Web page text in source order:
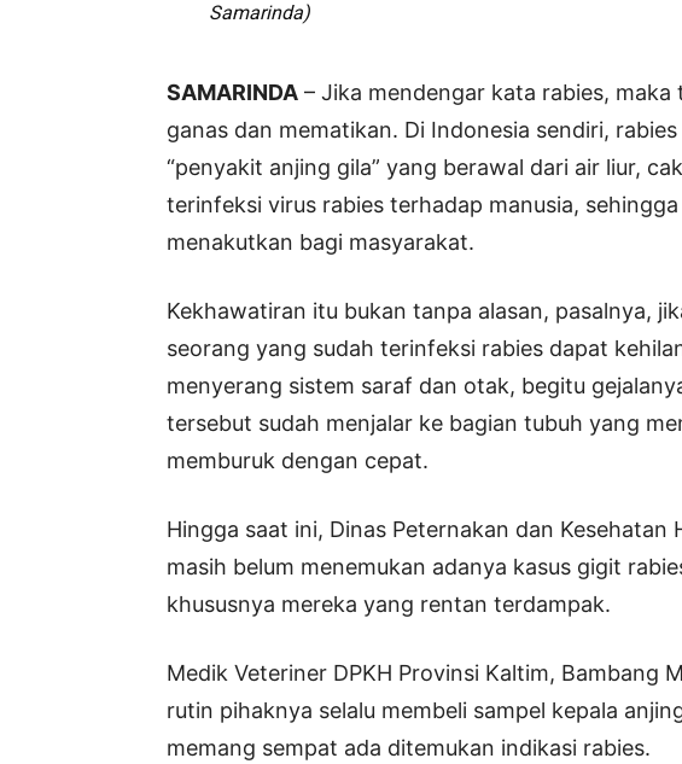
Samarinda)
SAMARINDA – Jika mendengar kata rabies,
ganas dan mematikan. Di Indonesia sendiri,
“penyakit anjing gila” yang berawal dari air liur,
terinfeksi virus rabies terhadap manusia,
menakutkan bagi masyarakat.
Kekhawatiran itu bukan tanpa alasan, pasalnya,
seorang yang sudah terinfeksi rabies dapat
menyerang sistem saraf dan otak, begitu
tersebut sudah menjalar ke bagian tubuh yang
memburuk dengan cepat.
Hingga saat ini, Dinas Peternakan dan Kesehatan
masih belum menemukan adanya kasus gigit
khususnya mereka yang rentan terdampak.
Medik Veteriner DPKH Provinsi Kaltim, Bambang
rutin pihaknya selalu membeli sampel kepala
memang sempat ada ditemukan indikasi rabies.